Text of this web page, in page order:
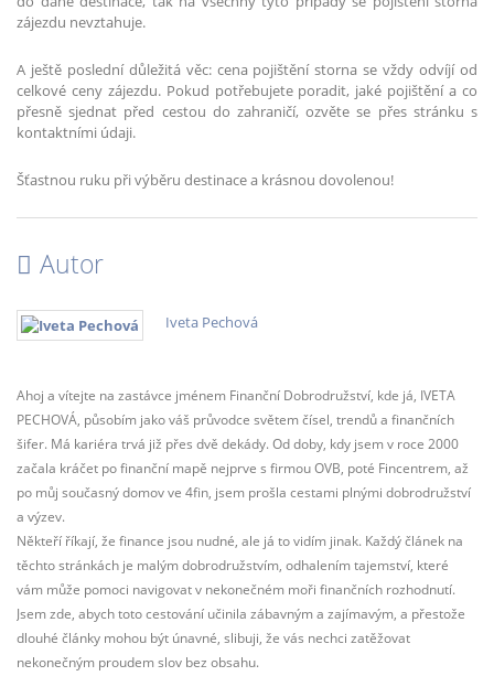
zájezdu nevztahuje.
A ještě poslední důležitá věc: cena pojištění storna se vždy odvíjí od
celkové ceny zájezdu. Pokud potřebujete poradit, jaké pojištění a co
přesně sjednat před cestou do zahraničí, ozvěte se přes stránku s
kontaktními údaji.
Šťastnou ruku při výběru destinace a krásnou dovolenou!
Autor
Iveta Pechová
Ahoj a vítejte na zastávce jménem Finanční Dobrodružství, kde já, IVETA
PECHOVÁ, působím jako váš průvodce světem čísel, trendů a finančních
šifer. Má kariéra trvá již přes dvě dekády. Od doby, kdy jsem v roce 2000
začala kráčet po finanční mapě nejprve s firmou OVB, poté Fincentrem, až
po můj současný domov ve 4fin, jsem prošla cestami plnými dobrodružství
a výzev.
Někteří říkají, že finance jsou nudné, ale já to vidím jinak. Každý článek na
těchto stránkách je malým dobrodružstvím, odhalením tajemství, které
vám může pomoci navigovat v nekonečném moři finančních rozhodnutí.
Jsem zde, abych toto cestování učinila zábavným a zajímavým, a přestože
dlouhé články mohou být únavné, slibuji, že vás nechci zatěžovat
nekonečným proudem slov bez obsahu.